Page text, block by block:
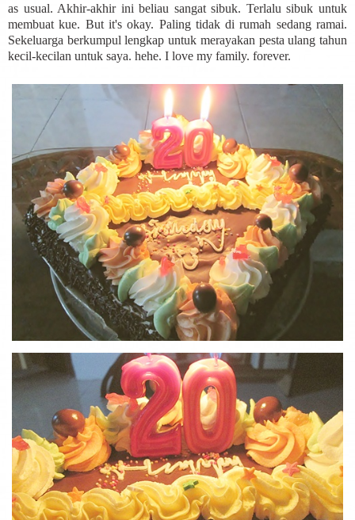
as usual. Akhir-akhir ini beliau sangat sibuk. Terlalu sibuk untuk
membuat kue. But it's okay. Paling tidak di rumah sedang ramai.
Sekeluarga berkumpul lengkap untuk merayakan pesta ulang tahun
kecil-kecilan untuk saya. hehe. I love my family. forever.